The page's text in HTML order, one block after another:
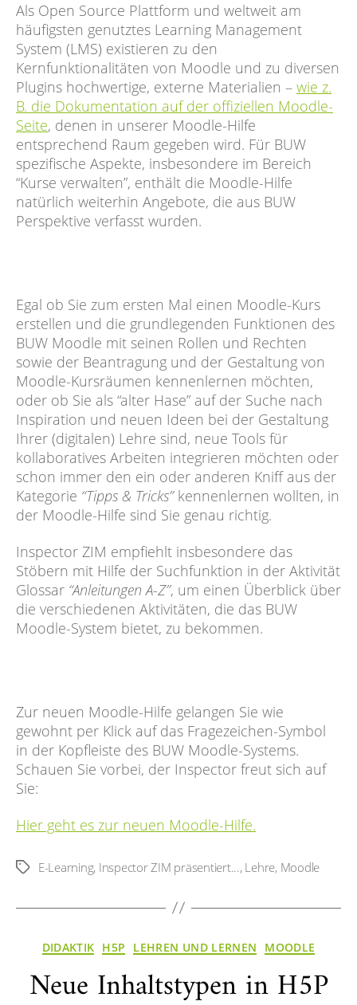
Als Open Source Plattform und weltweit am
häufigsten genutztes Learning Management
System (LMS) existieren zu den
Kernfunktionalitäten von Moodle und zu diversen
Plugins hochwertige, externe Materialien – wie z.
B. die Dokumentation auf der offiziellen Moodle-
Seite, denen in unserer Moodle-Hilfe
entsprechend Raum gegeben wird. Für BUW
spezifische Aspekte, insbesondere im Bereich
“Kurse verwalten”, enthält die Moodle-Hilfe
natürlich weiterhin Angebote, die aus BUW
Perspektive verfasst wurden.
Egal ob Sie zum ersten Mal einen Moodle-Kurs
erstellen und die grundlegenden Funktionen des
BUW Moodle mit seinen Rollen und Rechten
sowie der Beantragung und der Gestaltung von
Moodle-Kursräumen kennenlernen möchten,
oder ob Sie als “alter Hase” auf der Suche nach
Inspiration und neuen Ideen bei der Gestaltung
Ihrer (digitalen) Lehre sind, neue Tools für
kollaboratives Arbeiten integrieren möchten oder
schon immer den ein oder anderen Kniff aus der
Kategorie “Tipps & Tricks”kennenlernen wollten, in
der Moodle-Hilfe sind Sie genau richtig.
Inspector ZIM empfiehlt insbesondere das
Stöbern mit Hilfe der Suchfunktion in der Aktivität
Glossar “Anleitungen A-Z”, um einen Überblick über
die verschiedenen Aktivitäten, die das BUW
Moodle-System bietet, zu bekommen.
Zur neuen Moodle-Hilfe gelangen Sie wie
gewohnt per Klick auf das Fragezeichen-Symbol
in der Kopfleiste des BUW Moodle-Systems.
Schauen Sie vorbei, der Inspector freut sich auf
Sie:
Hier geht es zur neuen Moodle-Hilfe.
Schlagwörter
E-Learning, Inspector ZIM präsentiert..., Lehre, Moodle
Kategorien
DIDAKTIK H5P LEHREN UND LERNEN MOODLE
Neue Inhaltstypen in H5P